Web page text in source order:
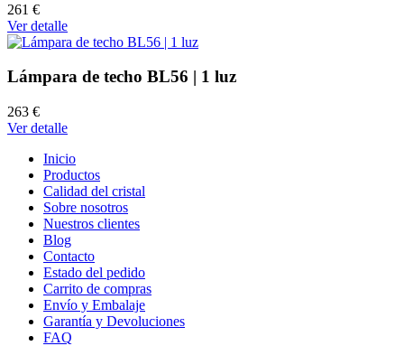
261 €
Ver detalle
Lámpara de techo BL56 | 1 luz
263 €
Ver detalle
Inicio
Productos
Calidad del cristal
Sobre nosotros
Nuestros clientes
Blog
Contacto
Estado del pedido
Carrito de compras
Envío y Embalaje
Garantía y Devoluciones
FAQ